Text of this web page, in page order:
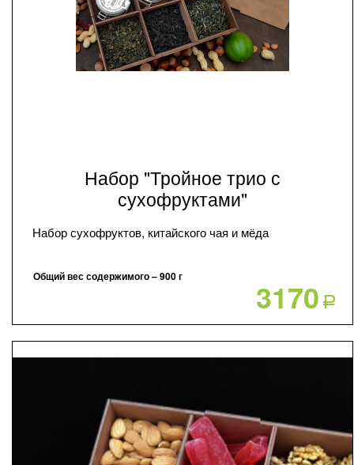
Набор "Тройное трио с
сухофруктами"
Набор сухофруктов, китайского чая и мёда
Общий вес содержимого – 900 г 3170Р